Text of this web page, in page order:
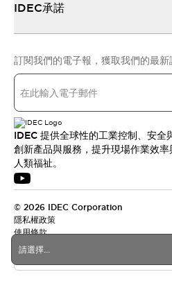
請選擇...
IDEC承諾
訂閱我們的電子報，獲取我們的最新
IDEC 提供全球性的工業控制、安全
創新產品與服務，提升現場作業效
人類福祉。
© 2026 IDEC Corporation
隱私權政策
使用條款
台灣